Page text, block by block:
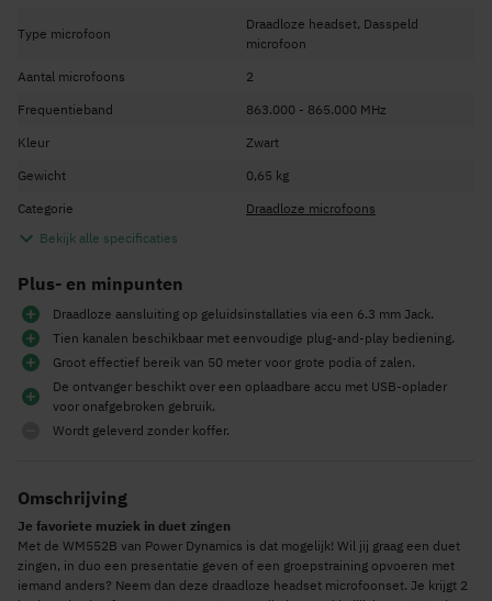
Omschrijving
Je favoriete muziek in duet zingen
Met de WM552B van Power Dynamics is dat mogelijk! Wil jij graag een duet
zingen, in duo een presentatie geven of een groepstraining opvoeren met
iemand anders? Neem dan deze draadloze headset microfoonset. Je krijgt 2
Type microfoon
Draadloze headset, Dasspeld
microfoon
Aantal microfoons
2
Frequentieband
863.000 - 865.000 MHz
Kleur
Zwart
Gewicht
0,65 kg
Categorie
Draadloze microfoons
Bekijk alle specificaties
Plus- en minpunten
Draadloze aansluiting op geluidsinstallaties via een 6.3 mm Jack.
Tien kanalen beschikbaar met eenvoudige plug-and-play bediening.
Groot effectief bereik van 50 meter voor grote podia of zalen.
De ontvanger beschikt over een oplaadbare accu met USB-oplader
voor onafgebroken gebruik.
Wordt geleverd zonder koffer.